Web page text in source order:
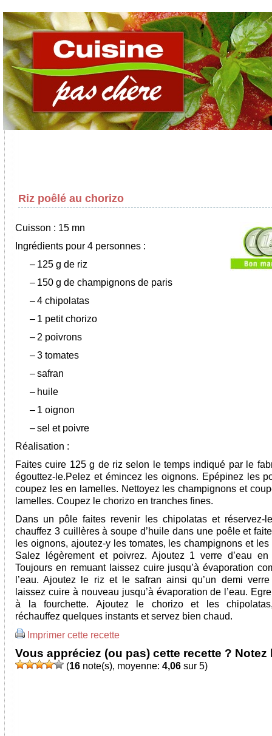
Riz poêlé au chorizo
Cuisson : 15 mn
Ingrédients pour 4 personnes :
– 125 g de riz
– 150 g de champignons de paris
–4 chipolatas
– 1 petit chorizo
– 2 poivrons
–3 tomates
–safran
– huile
– 1 oignon
–sel et poivre
Réalisation :
Faites cuire 125 g de riz selon le temps indiqué par le
égouttez-le.Pelez et émincez les oignons. Epépinez les
coupez les en lamelles. Nettoyez les champignons et
lamelles. Coupez le chorizo en tranches fines.
Dans un pôle faites revenir les chipolatas et réservez-
chauffez 3 cuillères à soupe d’huile dans une poêle et
les oignons, ajoutez-y les tomates, les champignons et les
Salez légèrement et poivrez. Ajoutez 1 verre d’eau en
Toujours en remuant laissez cuire jusqu’à évaporation
l’eau. Ajoutez le riz et le safran ainsi qu’un demi verre
laissez cuire à nouveau jusqu’à évaporation de l’eau.
à la fourchette. Ajoutez le chorizo et les
réchauffez quelques instants et servez bien chaud.
Imprimer cette recette
Vous appréciez (ou pas) cette recette ? Notez
(16 note(s), moyenne: 4,06 sur 5)